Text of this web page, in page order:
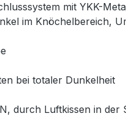
mit YKK-
im Knöchelbereich,
bei totaler Dunkelheit
durch Luftkissen in